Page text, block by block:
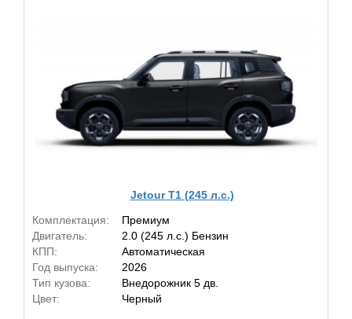
Jetour T1 (245 л.с.)
Комплектация:
Премиум
Двигатель:
2.0 (245 л.с.) Бензин
КПП:
Автоматическая
Год выпуска:
2026
Тип кузова:
Внедорожник 5 дв.
Цвет:
Черный